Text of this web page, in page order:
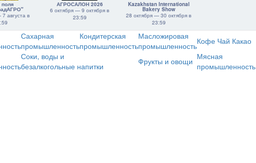
августа в
АГРОСАЛОН 2026
6 октября — 9 октября в
23:59
Kazakhstan International
Bakery Show
28 октября — 30 октября в
23:59
Сахарная
промышленность
Кондитерская
промышленность
Масложировая
промышленностьКофе Чай Какао
Соки, воды и
безалкогольные напитки
Фрукты и овощи Мясная
промышленность